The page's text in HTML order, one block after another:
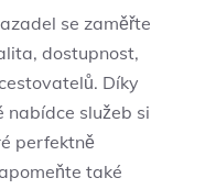
se zaměřte
dostupnost,
Díky
nabídce služeb si
perfektně
také